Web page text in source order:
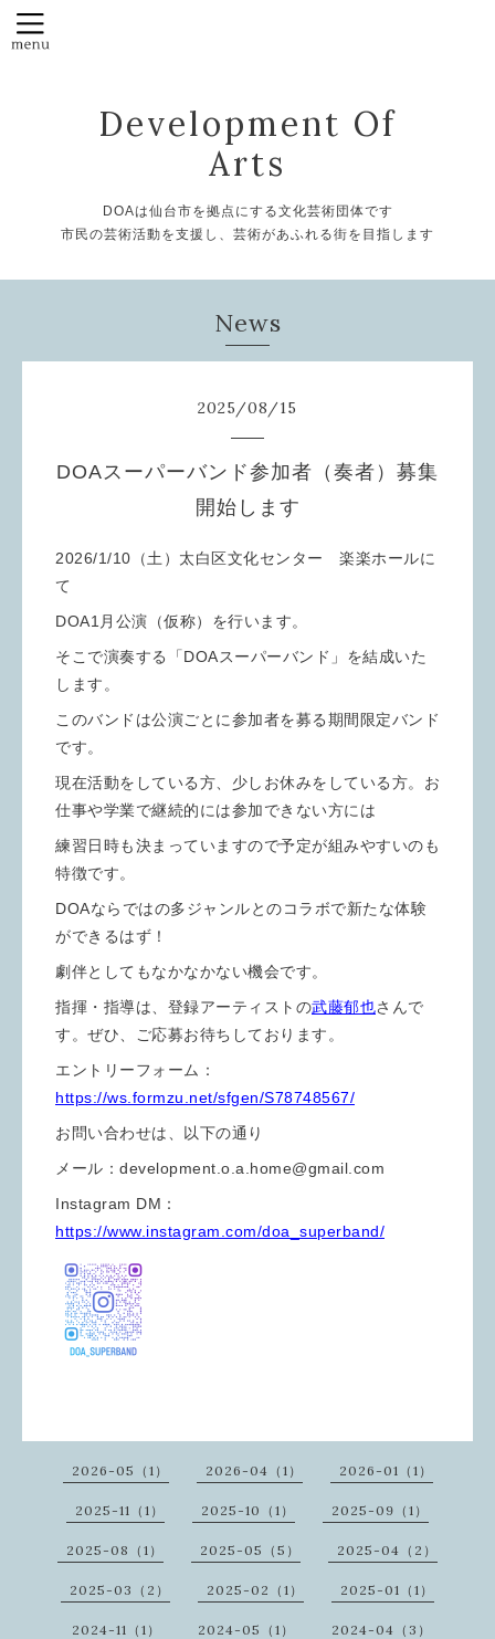
Development Of
Arts
DOAは仙台市を拠点にする文化芸術団体です
市民の芸術活動を支援し、芸術があふれる街を目指します
News
2025/08/15
DOAスーパーバンド参加者（奏者）募集
開始します
2026/1/10（土）太白区文化センター 楽楽ホールに
て
DOA1月公演（仮称）を行います。
そこで演奏する「DOAスーパーバンド」を結成いた
します。
このバンドは公演ごとに参加者を募る期間限定バンド
です。
現在活動をしている方、少しお休みをしている方。お
仕事や学業で継続的には参加できない方には
練習日時も決まっていますので予定が組みやすいのも
特徴です。
DOAならではの多ジャンルとのコラボで新たな体験
ができるはず！
劇伴としてもなかなかない機会です。
指揮・指導は、登録アーティストの武藤郁也さんで
す。ぜひ、ご応募お待ちしております。
エントリーフォーム：
https://ws.formzu.net/sfgen/S78748567/
お問い合わせは、以下の通り
メール：development.o.a.home@gmail.com
Instagram DM：
https://www.instagram.com/doa_superband/
2026-05（1） 2026-04（1） 2026-01（1）
2025-11（1） 2025-10（1） 2025-09（1）
2025-08（1） 2025-05（5） 2025-04（2）
2025-03（2） 2025-02（1） 2025-01（1）
2024-11（1） 2024-05（1） 2024-04（3）